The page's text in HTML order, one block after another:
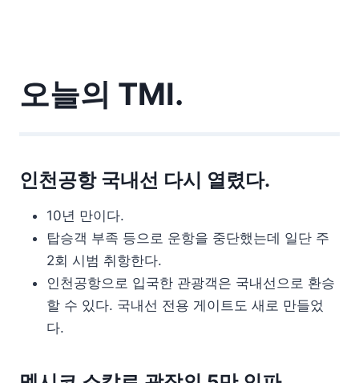
오늘의 TMI.
인천공항 국내선 다시 열렸다.
10년 만이다.
탑승객 부족 등으로 운항을 중단했는데 일단 주
2회 시범 취항한다.
인천공항으로 입국한 관광객은 국내선으로 환승
할 수 있다. 국내선 전용 게이트도 새로 만들었
다.